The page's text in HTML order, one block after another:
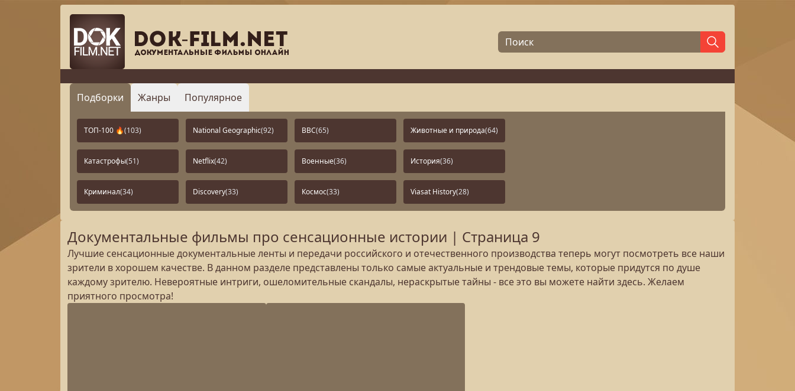
Подборки Жанры Популярное
ТОП-100 🔥(103) National Geographic(92) BBC(65) Животные и природа(64)
Катастрофы(51) Netflix(42) Военные(36) История(36)
Криминал(34) Discovery(33) Космос(33) Viasat History(28)
Документальные фильмы про сенсационные истории | Страница 9
Лучшие сенсационные документальные ленты и передачи российского и отечественного производства теперь могут посмотреть все наши
зрители в хорошем качестве. В данном разделе представлены только самые актуальные и трендовые темы, которые придутся по душе
каждому зрителю. Невероятные интриги, ошеломительные скандалы, нераскрытые тайны - все это вы можете найти здесь. Желаем
приятного просмотра!